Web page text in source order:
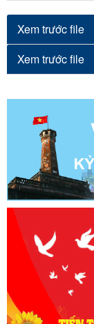
Xem trước file
Xem trước file